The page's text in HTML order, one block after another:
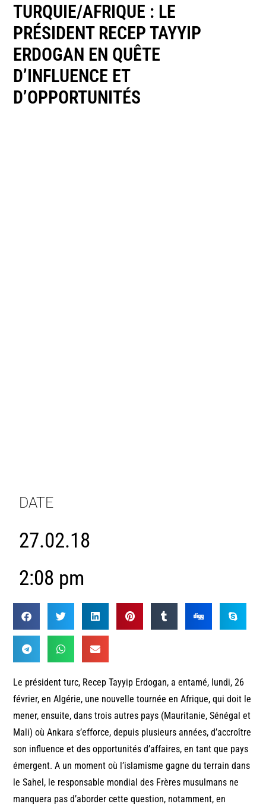
TURQUIE/AFRIQUE : LE
PRÉSIDENT RECEP TAYYIP
ERDOGAN EN QUÊTE
D’INFLUENCE ET
D’OPPORTUNITÉS
DATE
27.02.18
2:08 pm
Le président turc, Recep Tayyip Erdogan, a entamé, lundi, 26
février, en Algérie, une nouvelle tournée en Afrique, qui doit le
mener, ensuite, dans trois autres pays (Mauritanie, Sénégal et
Mali) où Ankara s’efforce, depuis plusieurs années, d’accroître
son influence et des opportunités d’affaires, en tant que pays
émergent. A un moment où l’islamisme gagne du terrain dans
le Sahel, le responsable mondial des Frères musulmans ne
manquera pas d’aborder cette question, notamment, en